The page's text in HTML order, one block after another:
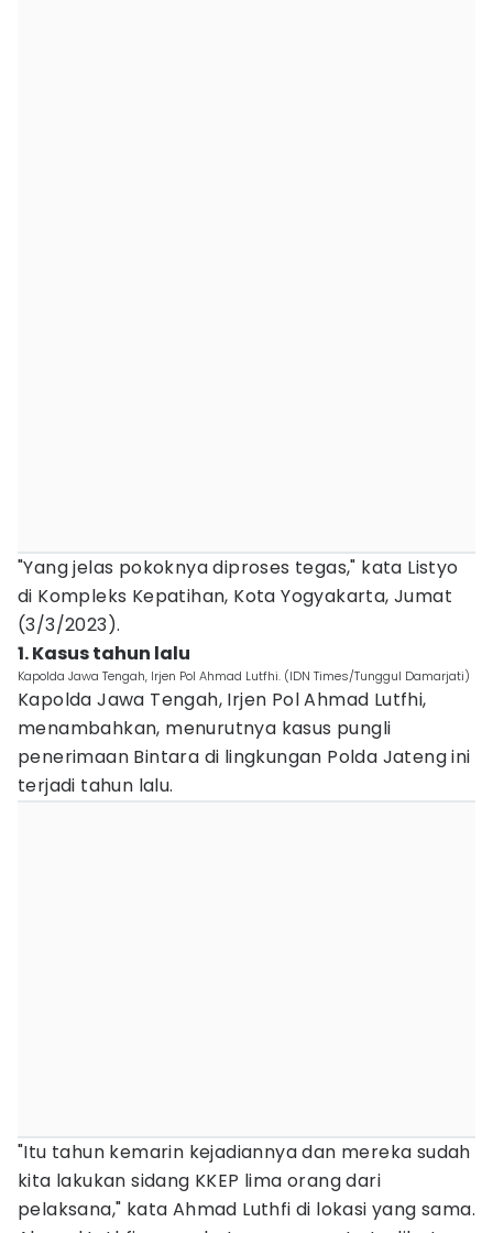
"Yang jelas pokoknya diproses tegas," kata Listyo
di Kompleks Kepatihan, Kota Yogyakarta, Jumat
(3/3/2023).
1. Kasus tahun lalu
Kapolda Jawa Tengah, Irjen Pol Ahmad Lutfhi. (IDN Times/Tunggul Damarjati)
Kapolda Jawa Tengah, Irjen Pol Ahmad Lutfhi,
menambahkan, menurutnya kasus pungli
penerimaan Bintara di lingkungan Polda Jateng ini
terjadi tahun lalu.
"Itu tahun kemarin kejadiannya dan mereka sudah
kita lakukan sidang KKEP lima orang dari
pelaksana," kata Ahmad Luthfi di lokasi yang sama.